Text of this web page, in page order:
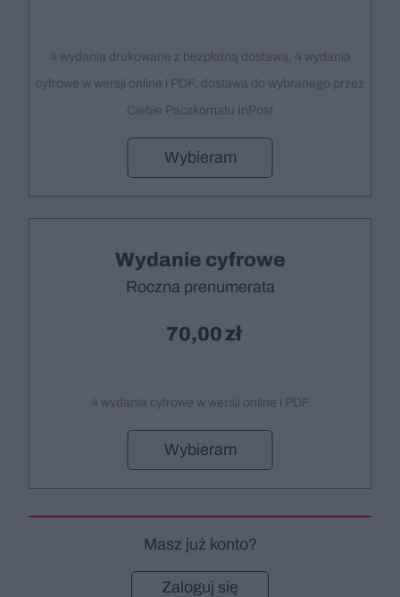
4 wydania drukowane z bezpłatną dostawą, 4 wydania
cyfrowe w wersji online i PDF, dostawa do wybranego przez
Ciebie Paczkomatu InPost
Wybieram
Wydanie cyfrowe
Roczna prenumerata
70,00
4 wydania cyfrowe w wersji online i PDF
Wybieram
Masz już konto?
Zaloguj się